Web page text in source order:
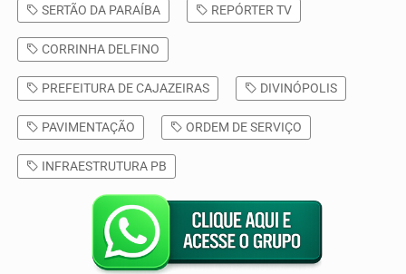
SERTÃO DA PARAÍBA REPÓRTER TV
CORRINHA DELFINO
PREFEITURA DE CAJAZEIRAS DIVINÓPOLIS
PAVIMENTAÇÃO ORDEM DE SERVIÇO
INFRAESTRUTURA PB